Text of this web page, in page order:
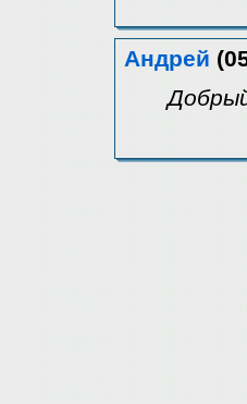
Андрей